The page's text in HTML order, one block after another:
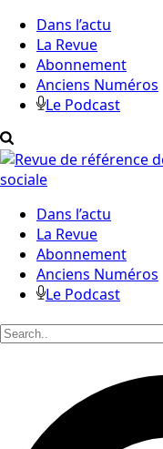
Dans l’actu
La Revue
Abonnement
Anciens Numéros
Le Podcast
Dans l’actu
La Revue
Abonnement
Anciens Numéros
Le Podcast